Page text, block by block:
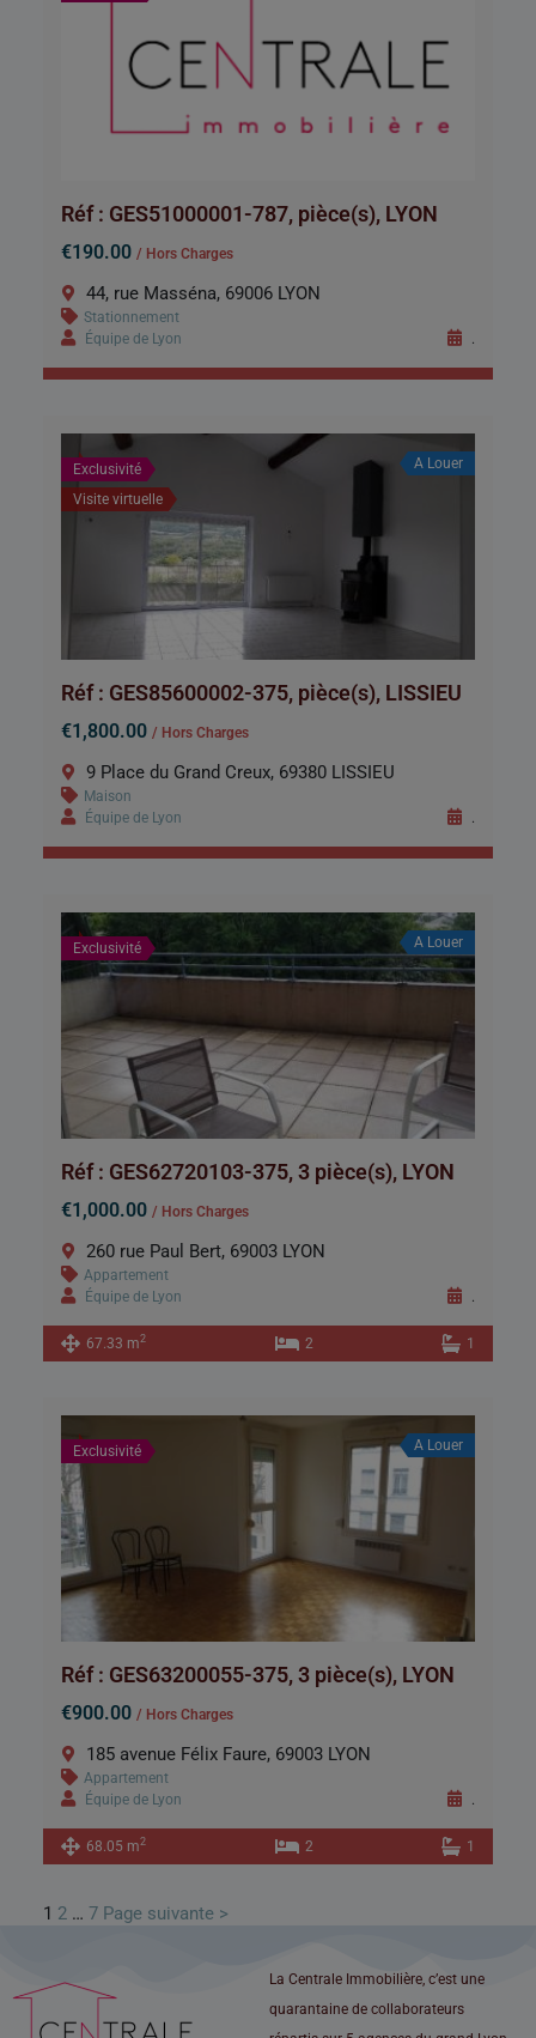
Réf : GES51000001-787, pièce(s), LYON
€190.00 / Hors Charges
44, rue Masséna, 69006 LYON
Stationnement
Équipe de Lyon
.
Exclusivité
Visite virtuelle
A Louer
Réf : GES85600002-375, pièce(s), LISSIEU
€1,800.00 / Hors Charges
9 Place du Grand Creux, 69380 LISSIEU
Maison
Équipe de Lyon
Exclusivité A Louer
Réf : GES62720103-375, 3 pièce(s), LYON
€1,000.00 / Hors Charges
260 rue Paul Bert, 69003 LYON
Appartement
Équipe de Lyon
67.33 m2 2 1
Exclusivité A Louer
Réf : GES63200055-375, 3 pièce(s), LYON
€900.00 / Hors Charges
185 avenue Félix Faure, 69003 LYON
Appartement
Équipe de Lyon
68.05 m2 2 1
1 2 … 7 Page suivante >
La Centrale Immobilière, c’est une
quarantaine de collaborateurs